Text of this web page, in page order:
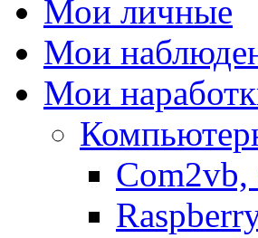
Мои личные
Мои
Мои